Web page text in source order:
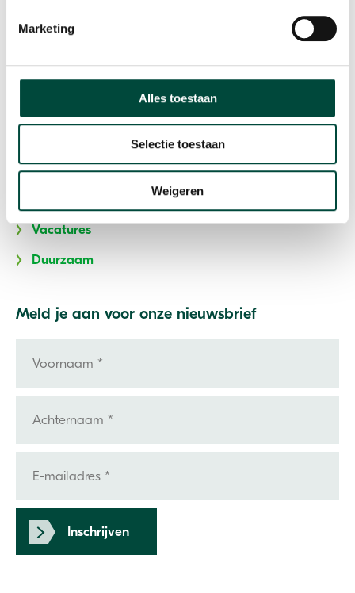
Marketing
Alles toestaan
Selectie toestaan
Weigeren
Participatie
Algemene Voorwaarden
Privacyverklaring
Vacatures
Duurzaam
Meld je aan voor onze nieuwsbrief
Inschrijven